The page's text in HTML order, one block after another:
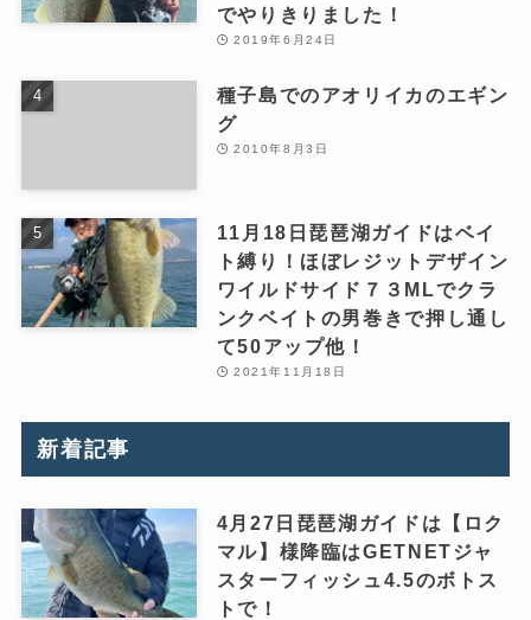
でやりきりました！
2019年6月24日
種子島でのアオリイカのエギン
グ
2010年8月3日
11月18日琵琶湖ガイドはベイ
ト縛り！ほぼレジットデザイン
ワイルドサイド７３MLでクラ
ンクベイトの男巻きで押し通し
て50アップ他！
2021年11月18日
新着記事
4月27日琵琶湖ガイドは【ロク
マル】様降臨はGETNETジャ
スターフィッシュ4.5のボトス
トで！